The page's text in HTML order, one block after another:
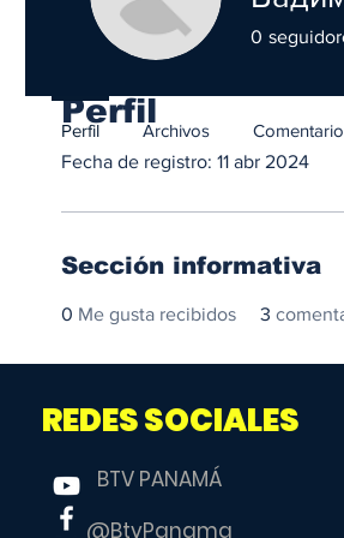
Perfil
Fecha de registro: 11 abr 2024
Sección informativa
0 Me gusta recibidos 3
0
Perfil Archivos
REDES SOCIALES
BTV PANAMÁ
@BtvPanama